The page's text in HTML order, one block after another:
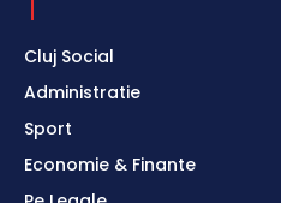
Cluj Social
Administratie
Sport
Economie & Finante